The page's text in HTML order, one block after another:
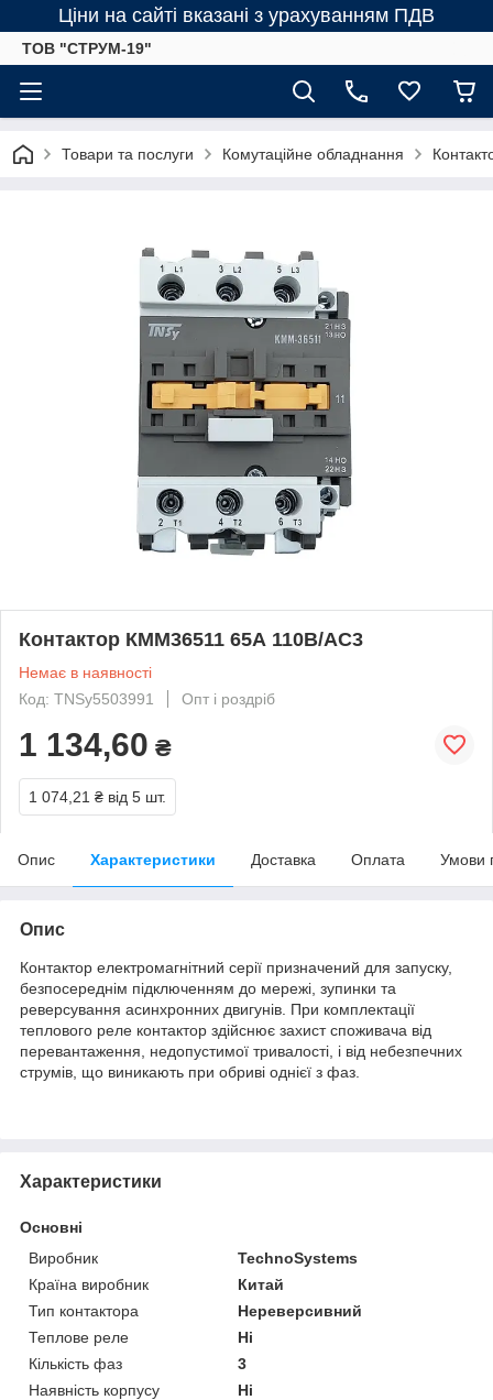
Ціни на сайті вказані з урахуванням ПДВ
ТОВ "СТРУМ-19"
Товари та послуги Комутаційне обладнання
Контактор КММ36511 65А 110В/АС3
Немає в наявності
Код: TNSy5503991
Опт і роздріб
1 134,60 ₴
1 074,21 ₴ від 5 шт.
Опис Характеристики Доставка Оплата Умови
Опис
Контактор електромагнітний серії призначений для запуску,
безпосереднім підключенням до мережі, зупинки та
реверсування асинхронних двигунів. При комплектації
теплового реле контактор здійснює захист споживача від
перевантаження, недопустимої тривалості, і від небезпечних
струмів, що виникають при обриві однієї з фаз.
Характеристики
Основні
Виробник
TechnoSystems
Країна виробник
Китай
Тип контактора
Нереверсивний
Теплове реле
Ні
Кількість фаз
3
Наявність корпусу
Ні